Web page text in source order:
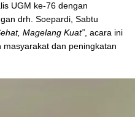
UGM ke-76 dengan
drh. Soepardi, Sabtu
Magelang Kuat”, acara ini
dan peningkatan